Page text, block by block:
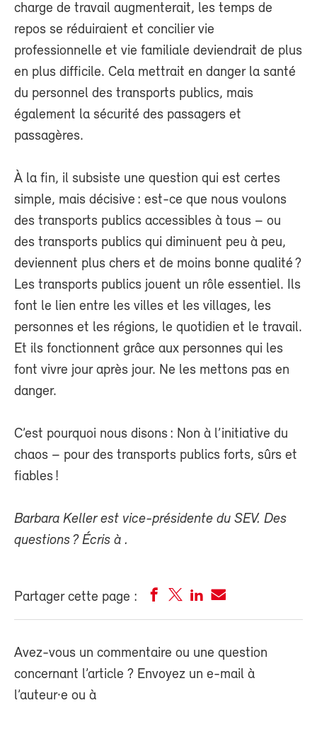
charge de travail augmenterait, les temps de
repos se réduiraient et concilier vie
professionnelle et vie familiale deviendrait de plus
en plus difficile. Cela mettrait en danger la santé
du personnel des transports publics, mais
également la sécurité des passagers et
passagères.
À la fin, il subsiste une question qui est certes
simple, mais décisive : est-ce que nous voulons
des transports publics accessibles à tous – ou
des transports publics qui diminuent peu à peu,
deviennent plus chers et de moins bonne qualité ?
Les transports publics jouent un rôle essentiel. Ils
font le lien entre les villes et les villages, les
personnes et les régions, le quotidien et le travail.
Et ils fonctionnent grâce aux personnes qui les
font vivre jour après jour. Ne les mettons pas en
danger.
C’est pourquoi nous disons : Non à l’initiative du
chaos – pour des transports publics forts, sûrs et
fiables !
Barbara Keller est vice-présidente du SEV. Des
questions ? Écris à .
Partager cette page :
Avez-vous un commentaire ou une question
concernant l’article ? Envoyez un e-mail à
l’auteur·e ou à